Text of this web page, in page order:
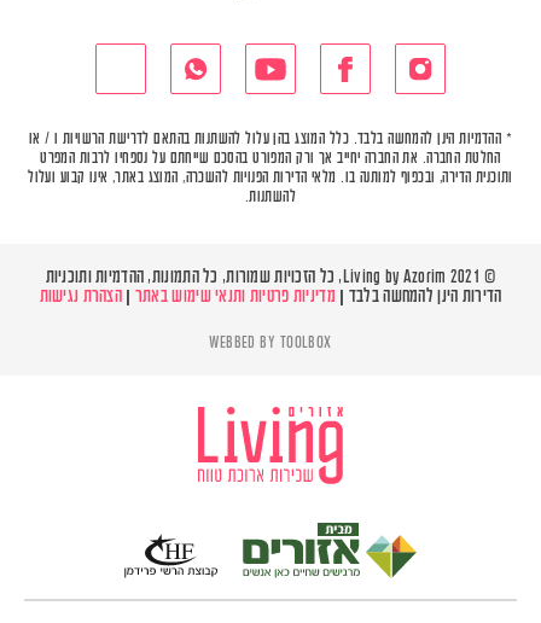
* ההדמיות הינן להמחשה בלבד. כלל המוצג בהן עלול להשתנות בהתאם לדרישת הרשויות ו / או
החלטת החברה. את החברה יחייב אך ורק המפורט בהסכם שייחתם על נספחיו לרבות המפרט
ותוכנית הדירה, ובכפוף למותנה בו. מלאי הדירות הפנויות להשכרה, המוצג באתר, אינו קבוע ועלול
להשתנות.
© Living by Azorim 2021, כל הזכויות שמורות, כל התמונות, ההדמיות ותוכניות
הדירות הינן להמחשה בלבד |
מדיניות פרטיות ותנאי שימוש באתר הצהרת נגישות
WEBBED BY TOOLBOX